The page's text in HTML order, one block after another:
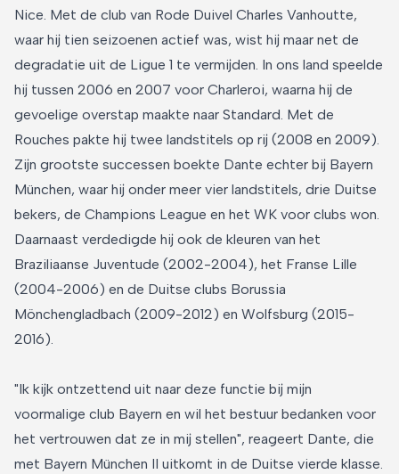
Nice. Met de club van Rode Duivel Charles Vanhoutte,
waar hij tien seizoenen actief was, wist hij maar net de
degradatie uit de Ligue 1 te vermijden. In ons land speelde
hij tussen 2006 en 2007 voor Charleroi, waarna hij de
gevoelige overstap maakte naar Standard. Met de
Rouches pakte hij twee landstitels op rij (2008 en 2009).
Zijn grootste successen boekte Dante echter bij Bayern
München, waar hij onder meer vier landstitels, drie Duitse
bekers, de Champions League en het WK voor clubs won.
Daarnaast verdedigde hij ook de kleuren van het
Braziliaanse Juventude (2002-2004), het Franse Lille
(2004-2006) en de Duitse clubs Borussia
Mönchengladbach (2009-2012) en Wolfsburg (2015-
2016).
"Ik kijk ontzettend uit naar deze functie bij mijn
voormalige club Bayern en wil het bestuur bedanken voor
het vertrouwen dat ze in mij stellen", reageert Dante, die
met Bayern München II uitkomt in de Duitse vierde klasse.